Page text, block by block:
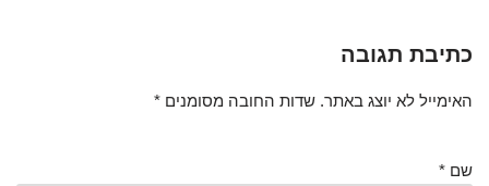
כתיבת תגובה
האימייל לא יוצג באתר. שדות החובה מסומנים *
שם *